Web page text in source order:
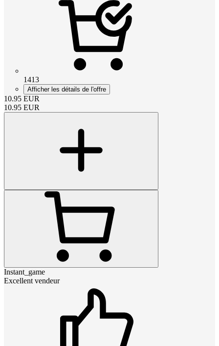
1413
Afficher les détails de l'offre
10.95 EUR
10.95 EUR
Instant_game
Excellent vendeur